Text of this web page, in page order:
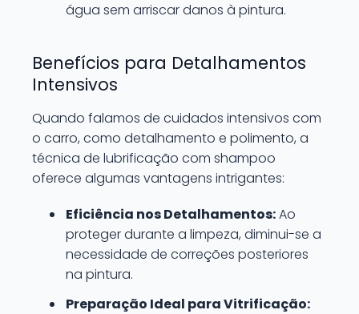
água sem arriscar danos à pintura.
Benefícios para Detalhamentos
Intensivos
Quando falamos de cuidados intensivos com
o carro, como detalhamento e polimento, a
técnica de lubrificação com shampoo
oferece algumas vantagens intrigantes:
Eficiência nos Detalhamentos:Ao
proteger durante a limpeza, diminui-se a
necessidade de correções posteriores
na pintura.
Preparação Ideal para Vitrificação: